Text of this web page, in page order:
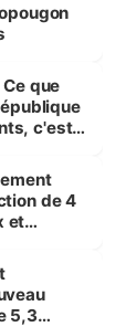
que
c'est
de 4
et
5,3